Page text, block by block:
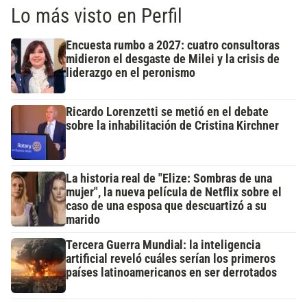
Lo más visto en Perfil
Encuesta rumbo a 2027: cuatro consultoras
midieron el desgaste de Milei y la crisis de
liderazgo en el peronismo
Ricardo Lorenzetti se metió en el debate
sobre la inhabilitación de Cristina Kirchner
La historia real de "Elize: Sombras de una
mujer", la nueva película de Netflix sobre el
caso de una esposa que descuartizó a su
marido
Tercera Guerra Mundial: la inteligencia
artificial reveló cuáles serían los primeros
países latinoamericanos en ser derrotados